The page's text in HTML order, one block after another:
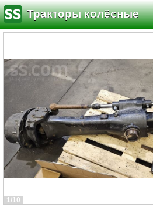
Тракторы колёсные
1/10